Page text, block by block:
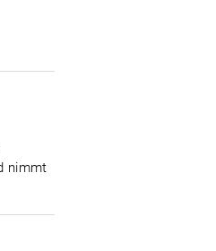
nimmt